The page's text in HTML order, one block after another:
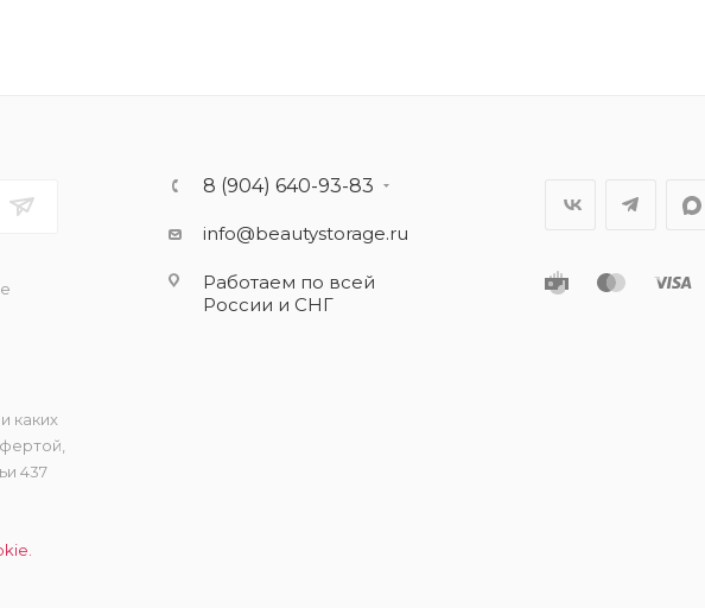
каких
437
8 (904) 640-93-83
info@beautystorage.ru
Работаем по всей
России и СНГ